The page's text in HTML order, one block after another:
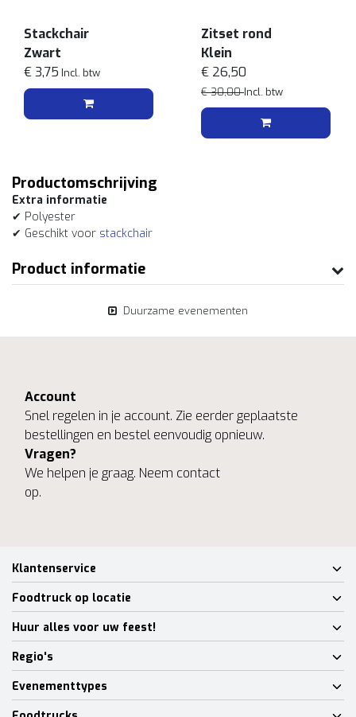
Stackchair
Zwart
€ 3,75 Incl. btw
Zitset rond
Klein
€ 26,50
€ 30,00Incl. btw
Productomschrijving
Extra informatie
✔ Polyester
✔ Geschikt voor stackchair
Product informatie
Duurzame evenementen
Account
Snel regelen in je account. Zie eerder geplaatste
bestellingen en bestel eenvoudig opnieuw.
Vragen?
We helpen je graag. Neem contact
op.
Klantenservice
Foodtruck op locatie
Huur alles voor uw feest!
Regio's
Evenementtypes